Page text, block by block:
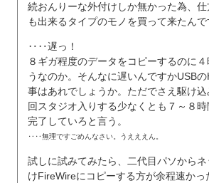
続おんりーな外付けしか無かった為、
も出来るタイプのモノを買って来たんで
‥‥遅っ！
８ギガ程度のデータをコピーするのに
うなのか。そんなに遅いんですかUSB
事はあれでしょうか。ただでさえ駆け
回スタジオ入りする少なくとも７～８
完了していろと言う。
‥‥無理ですごめんなさい。うえええん。
試しに試みてみたら、二代目パソから
けFireWireにコピーする方が余程速か